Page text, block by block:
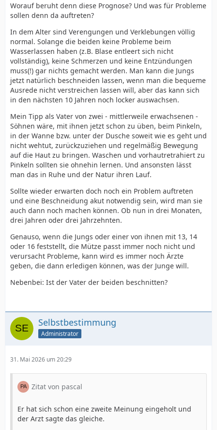
Worauf beruht denn diese Prognose? Und was für Probleme
sollen denn da auftreten?
In dem Alter sind Verengungen und Verklebungen völlig
normal. Solange die beiden keine Probleme beim
Wasserlassen haben (z.B. Blase entleert sich nicht
vollständig), keine Schmerzen und keine Entzündungen
muss(!) gar nichts gemacht werden. Man kann die Jungs
jetzt natürlich beschneiden lassen, wenn man die bequeme
Ausrede nicht verstreichen lassen will, aber das kann sich
in den nächsten 10 Jahren noch locker auswachsen.
Mein Tipp als Vater von zwei - mittlerweile erwachsenen -
Söhnen wäre, mit ihnen jetzt schon zu üben, beim Pinkeln,
in der Wanne bzw. unter der Dusche soweit wie es geht und
nicht wehtut, zurückzuziehen und regelmäßig Bewegung
auf die Haut zu bringen. Waschen und vorhautretrahiert zu
Pinkeln sollten sie ohnehin lernen. Und ansonsten lässt
man das in Ruhe und der Natur ihren Lauf.
Sollte wieder erwarten doch noch ein Problem auftreten
und eine Beschneidung akut notwendig sein, wird man sie
auch dann noch machen können. Ob nun in drei Monaten,
drei Jahren oder drei Jahrzehnten.
Genauso, wenn die Jungs oder einer von ihnen mit 13, 14
oder 16 feststellt, die Mütze passt immer noch nicht und
verursacht Probleme, kann wird es immer noch Ärzte
geben, die dann erledigen können, was der Junge will.
Nebenbei: Ist der Vater der beiden beschnitten?
Selbstbestimmung
Administrator
31. Mai 2026 um 20:29
Zitat von pascal
Er hat sich schon eine zweite Meinung eingeholt und
der Arzt sagte das gleiche.